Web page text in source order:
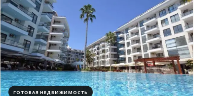
ГОТОВАЯ НЕДВИЖИМОСТЬ